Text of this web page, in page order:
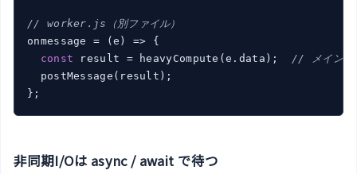
// worker.js（別ファイル）
onmessage =
( e ) => {
const result = heavyCompute(e.data); // メインス
  postMessage(result);
};
非同期I/Oは async / await で待つ